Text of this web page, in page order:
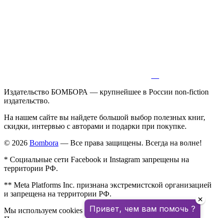
Издательство БОМБОРА — крупнейшее в России non-fiction
издательство.
На нашем сайте вы найдете большой выбор полезных книг,
скидки, интервью с авторами и подарки при покупке.
© 2026 Bombora — Все права защищены. Всегда на волне!
* Социальные сети Facebook и Instagram запрещены на
территории РФ.
** Meta Platforms Inc. признана экстремистской организацией
и запрещена на территории РФ.
Мы используем cookies для улучшения работы сайта.
Привет, чем вам помочь ?
✕